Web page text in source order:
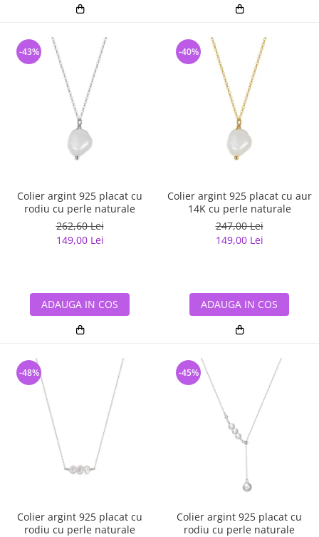
Colier argint 925 placat cu
rodiu cu perle naturale
262,60 Lei
149,00 Lei
-43%
ADAUGA IN COS
Colier argint 925 placat cu aur
14K cu perle naturale
247,00 Lei
149,00 Lei
-40%
ADAUGA IN COS
Colier argint 925 placat cu
rodiu cu perle naturale
-48%
Colier argint 925 placat cu
rodiu cu perle naturale
-45%